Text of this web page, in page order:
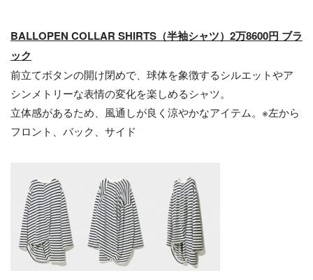
BALLOPEN COLLAR SHIRTS （半袖シャツ） 2万8600円 ブラ
ック
前立てボタンの開け閉めで、球体を象徴するシルエットやア
シンメトリーな表情の変化を楽しめるシャツ。
立体感があるため、風通しが良く涼やかなアイテム。※左から
フロント、バック、サイド